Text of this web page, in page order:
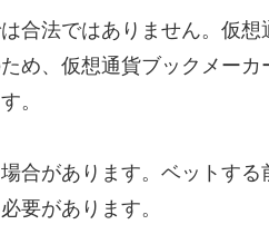
合法ではありません。仮想
め、仮想通貨ブックメーカ
。
合があります。ベットする
要があります。